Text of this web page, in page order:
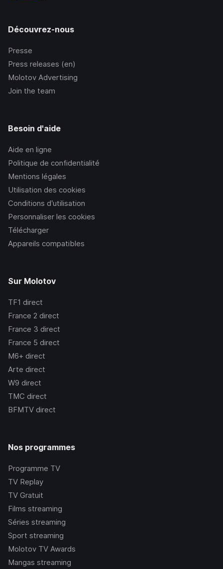
Découvrez-nous
Presse
Press releases (en)
Molotov Advertising
Join the team
Besoin d'aide
Aide en ligne
Politique de confidentialité
Mentions légales
Utilisation des cookies
Conditions d’utilisation
Personnaliser les cookies
Télécharger
Appareils compatibles
Sur Molotov
TF1 direct
France 2 direct
France 3 direct
France 5 direct
M6+ direct
Arte direct
W9 direct
TMC direct
BFMTV direct
Nos programmes
Programme TV
TV Replay
TV Gratuit
Films streaming
Séries streaming
Sport streaming
Molotov TV Awards
Mangas streaming